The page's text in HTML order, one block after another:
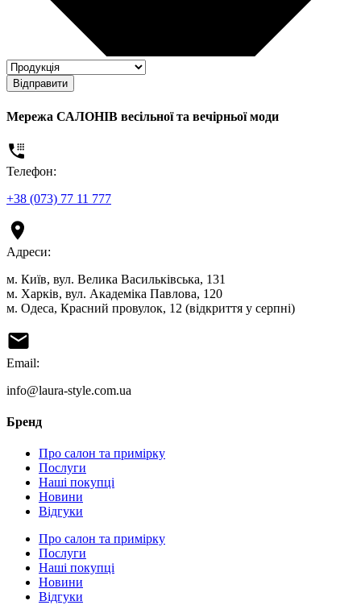
Відправити
Мережа САЛОНІВ весільної та вечірньої моди
Телефон:
+38 (073) 77 11 777
Адреси:
м. Київ, вул. Велика Васильківська, 131
м. Харків, вул. Академіка Павлова, 120
м. Одеса, Красний провулок, 12 (відкриття у серпні)
Email:
info@laura-style.com.ua
Бренд
Про салон та примірку
Послуги
Наші покупці
Новини
Відгуки
Про салон та примірку
Послуги
Наші покупці
Новини
Відгуки